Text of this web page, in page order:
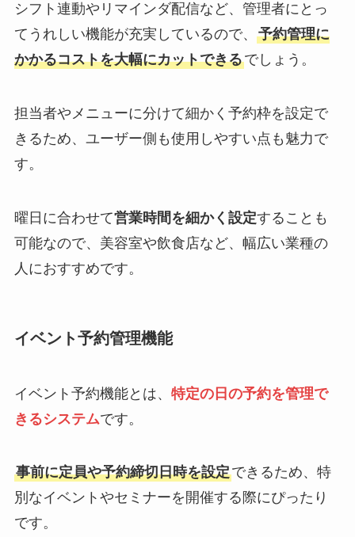
シフト連動やリマインダ配信など、管理者にとっ
てうれしい機能が充実しているので、 予約管理に
かかるコストを大幅にカットできるでしょう。
担当者やメニューに分けて細かく予約枠を設定で
きるため、ユーザー側も使用しやすい点も魅力で
す。
曜日に合わせて営業時間を細かく設定することも
可能なので、美容室や飲食店など、幅広い業種の
人におすすめです。
イベント予約管理機能
イベント予約機能とは、 特定の日の予約を管理で
きるシステムです。
事前に定員や予約締切日時を設定できるため、特
別なイベントやセミナーを開催する際にぴったり
です。